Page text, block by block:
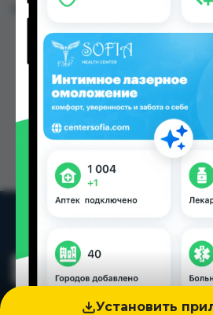
Установить
Цена: от4.10 TJS